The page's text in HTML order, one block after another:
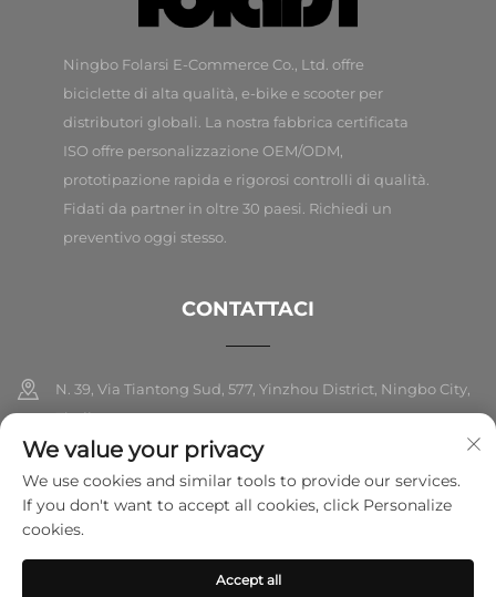
Ningbo Folarsi E-Commerce Co., Ltd. offre
biciclette di alta qualità, e-bike e scooter per
distributori globali. La nostra fabbrica certificata
ISO offre personalizzazione OEM/ODM,
prototipazione rapida e rigorosi controlli di qualità.
Fidati da partner in oltre 30 paesi. Richiedi un
preventivo oggi stesso.
CONTATTACI
N. 39, Via Tiantong Sud, 577, Yinzhou District, Ningbo City,
Zhejiang
+86-18989326021
[email protected]
Copyright © 2025 Ningbo Folarsi E-Commerce Co., Ltd. Tutti i diritti
We value your privacy
We use cookies and similar tools to provide our services.
If you don't want to accept all cookies, click Personalize
cookies.
Accept all